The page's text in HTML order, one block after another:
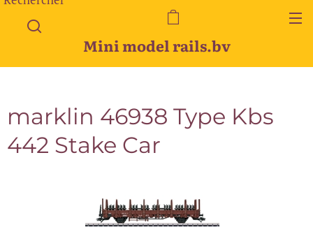
Mini model rails.bv
marklin 46938 Type Kbs
442 Stake Car